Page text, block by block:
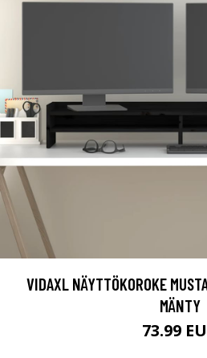
VIDAXL NÄYTTÖKOROKE
MÄNTY
73.99